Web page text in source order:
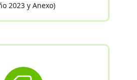
2023 y Anexo)